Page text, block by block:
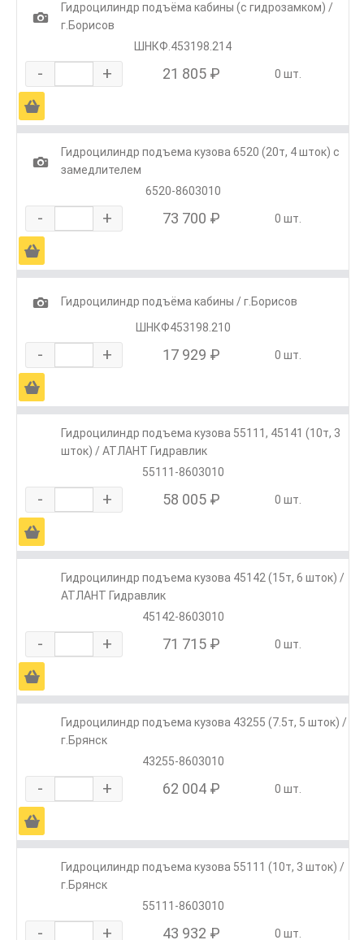
1
Гидроцилиндр подъёма кабины (с гидрозамком) /
г.Борисов
ШНКФ.453198.214
- + 21 805 ₽ 0 шт.
Ä
1
Гидроцилиндр подъема кузова 6520 (20т, 4 шток) с
замедлителем
6520-8603010
- + 73 700 ₽ 0 шт.
Ä
1
Гидроцилиндр подъёма кабины / г.Борисов
ШНКФ453198.210
- + 17 929 ₽ 0 шт.
Ä
Гидроцилиндр подъема кузова 55111, 45141 (10т, 3
шток) / АТЛАНТ Гидравлик
55111-8603010
- + 58 005 ₽ 0 шт.
Ä
Гидроцилиндр подъема кузова 45142 (15т, 6 шток) /
АТЛАНТ Гидравлик
45142-8603010
- + 71 715 ₽ 0 шт.
Ä
Гидроцилиндр подъема кузова 43255 (7.5т, 5 шток) /
г.Брянск
43255-8603010
- + 62 004 ₽ 0 шт.
Ä
Гидроцилиндр подъема кузова 55111 (10т, 3 шток) /
г.Брянск
55111-8603010
- + 43 932 ₽ 0 шт.